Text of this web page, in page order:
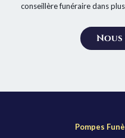
conseillère funéraire dans
Pompes